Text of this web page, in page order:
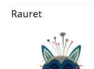
Rauret